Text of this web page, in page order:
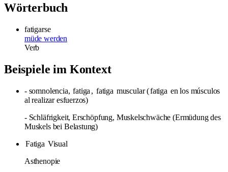
Wörterbuch
fatigarse
müde werden
Verb
Beispiele im Kontext
- somnolencia, fatiga , fatiga muscular (fatiga en los músculos
al realizar esfuerzos)
- Schläfrigkeit, Erschöpfung, Muskelschwäche (Ermüdung des
Muskels bei Belastung)
Fatiga Visual
Asthenopie